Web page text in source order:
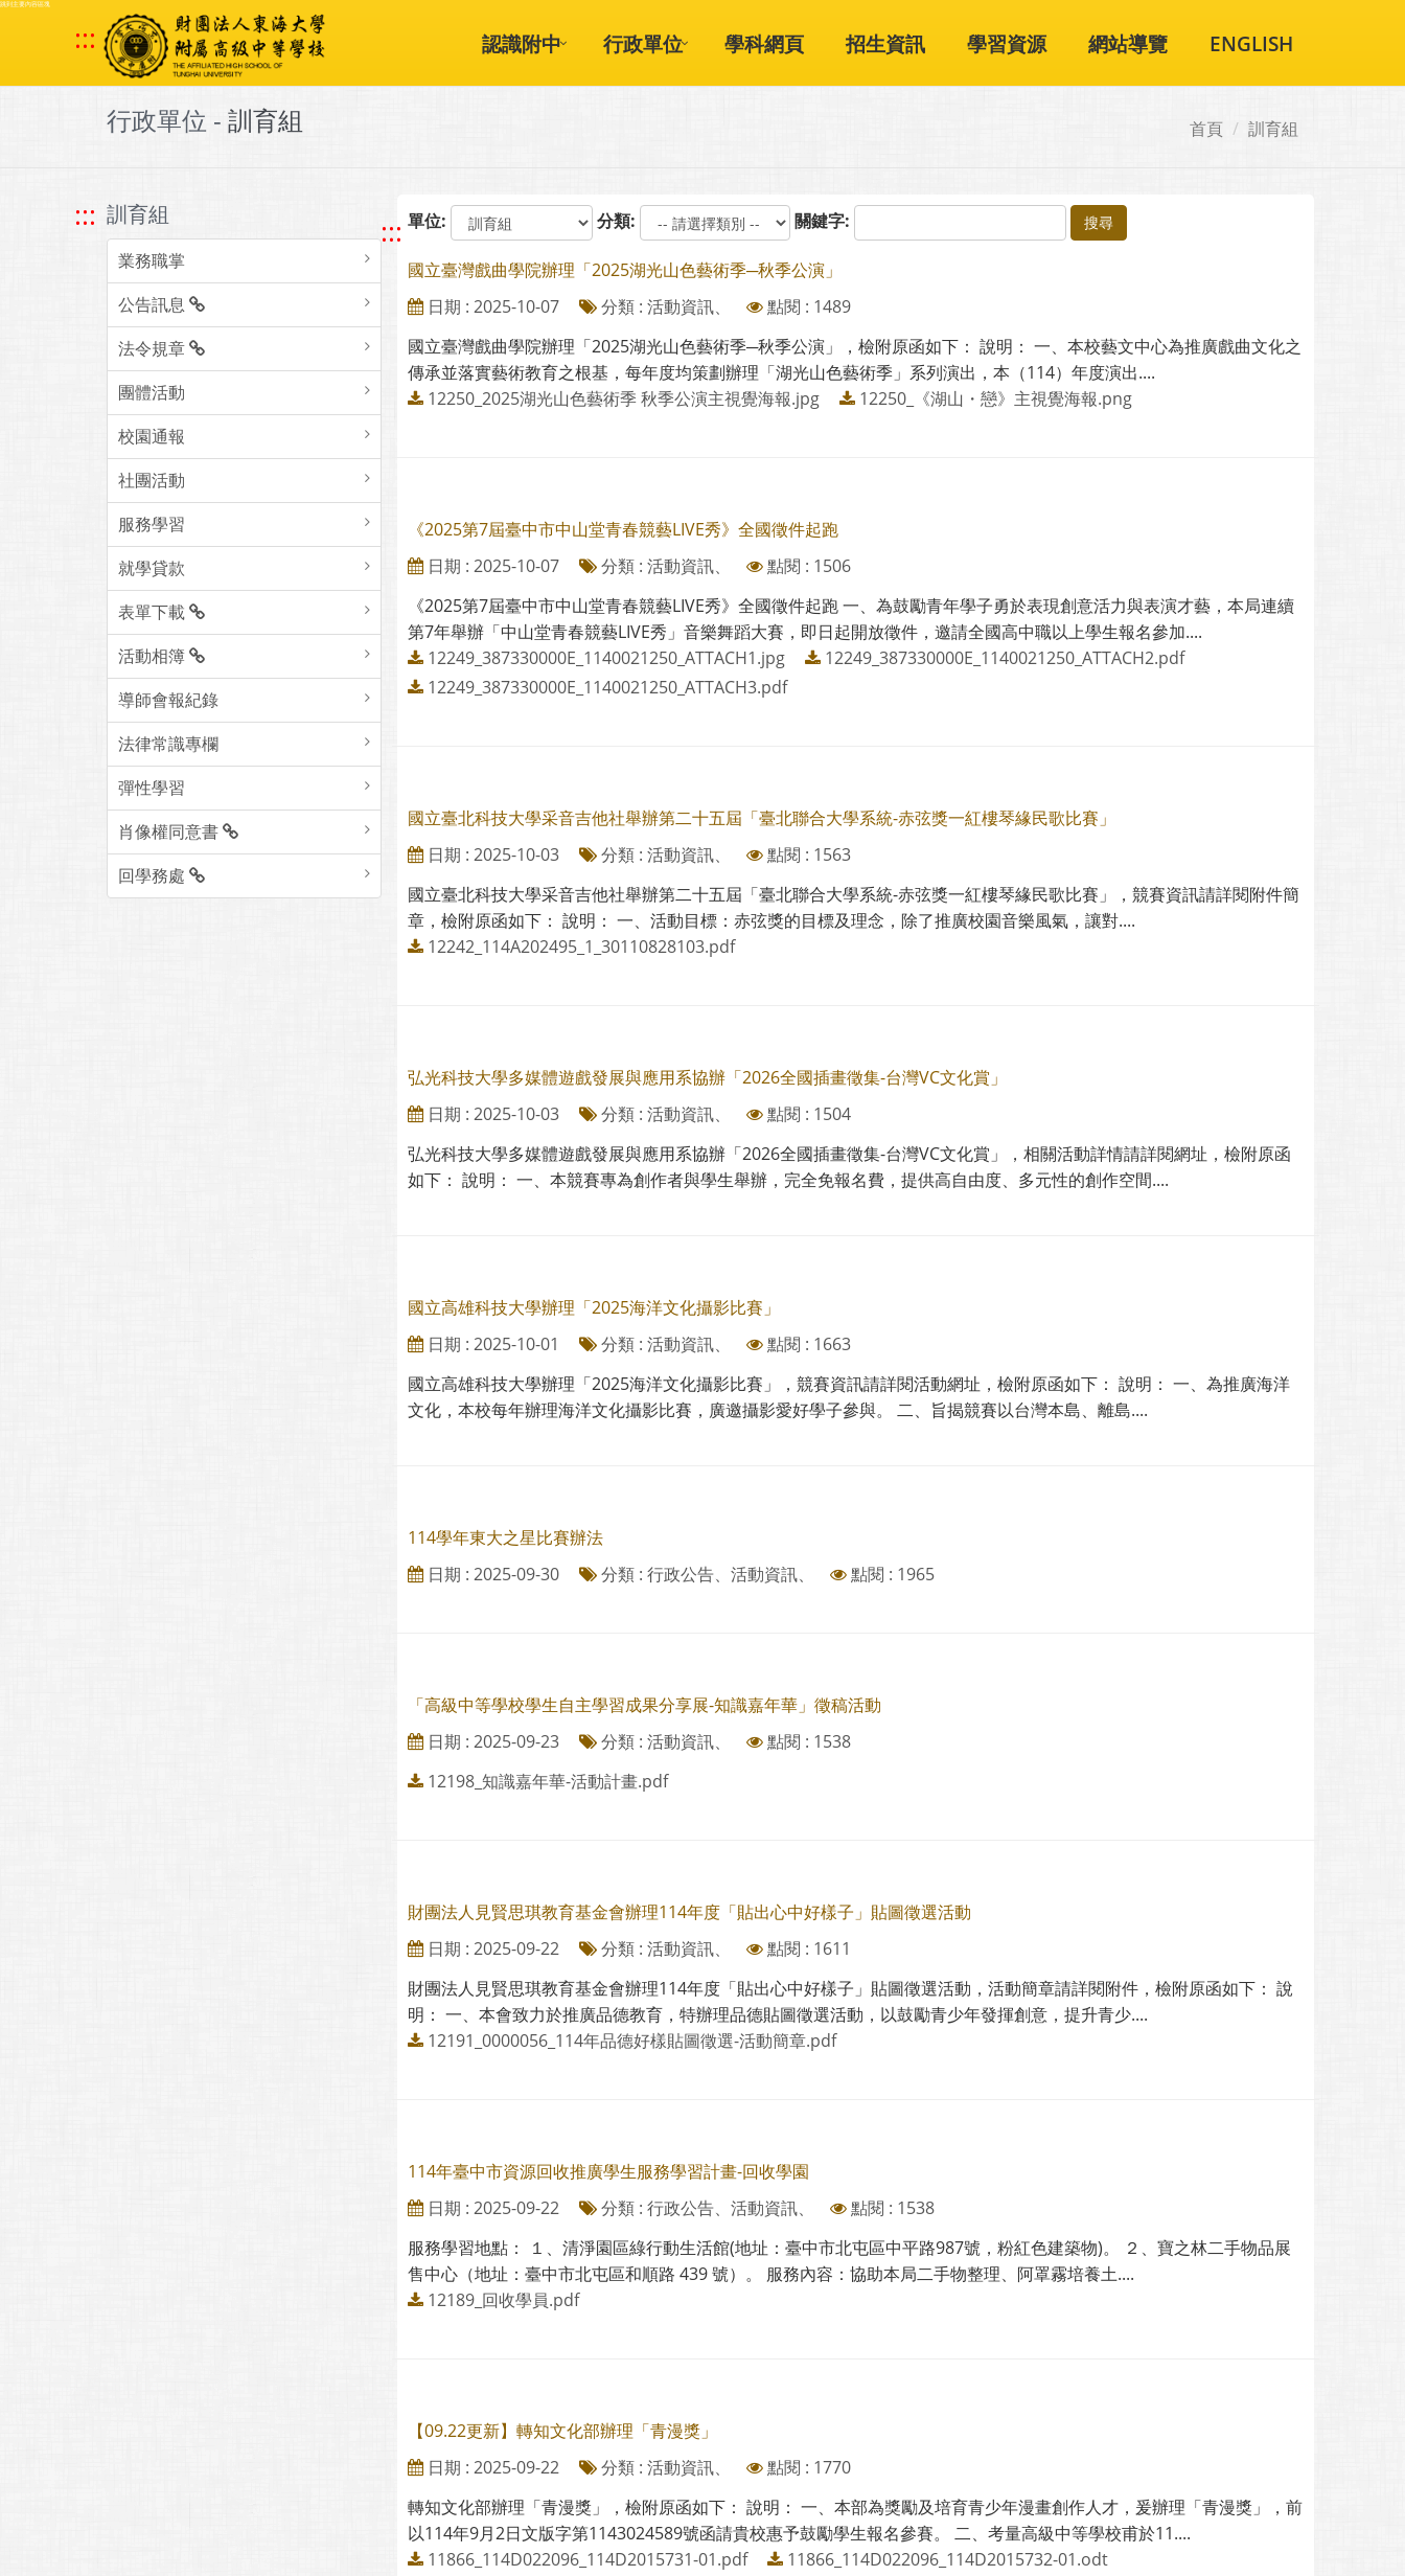
跳到主要內容區塊
::: 認識附中 行政單位 學科網頁 招生資訊 學習資源 網站導覽 ENGLISH
行政單位 - 訓育組 首頁 訓育組
::: 訓育組
業務職掌
公告訊息
法令規章
團體活動
校園通報
社團活動
服務學習
就學貸款
表單下載
活動相簿
導師會報紀錄
法律常識專欄
彈性學習
肖像權同意書
回學務處
::: 單位: 分類: 關鍵字: 搜尋
國立臺灣戲曲學院辦理「2025湖光山色藝術季─秋季公演」
日期 : 2025-10-07
分類 : 活動資訊、
點閱 : 1489
國立臺灣戲曲學院辦理「2025湖光山色藝術季─秋季公演」，檢附原函如下： 說明： 一、本校藝文中心為推廣戲曲文化之
傳承並落實藝術教育之根基，每年度均策劃辦理「湖光山色藝術季」系列演出，本（114）年度演出....
12250_2025湖光山色藝術季 秋季公演主視覺海報.jpg
12250_《湖山・戀》主視覺海報.png
《2025第7屆臺中市中山堂青春競藝LIVE秀》全國徵件起跑
日期 : 2025-10-07
分類 : 活動資訊、
點閱 : 1506
《2025第7屆臺中市中山堂青春競藝LIVE秀》全國徵件起跑 一、為鼓勵青年學子勇於表現創意活力與表演才藝，本局連續
第7年舉辦「中山堂青春競藝LIVE秀」音樂舞蹈大賽，即日起開放徵件，邀請全國高中職以上學生報名參加....
12249_387330000E_1140021250_ATTACH1.jpg
12249_387330000E_1140021250_ATTACH2.pdf
12249_387330000E_1140021250_ATTACH3.pdf
國立臺北科技大學采音吉他社舉辦第二十五屆「臺北聯合大學系統-赤弦獎一紅樓琴緣民歌比賽」
日期 : 2025-10-03
分類 : 活動資訊、
點閱 : 1563
國立臺北科技大學采音吉他社舉辦第二十五屆「臺北聯合大學系統-赤弦獎一紅樓琴緣民歌比賽」，競賽資訊請詳閱附件簡
章，檢附原函如下： 說明： 一、活動目標：赤弦獎的目標及理念，除了推廣校園音樂風氣，讓對....
12242_114A202495_1_30110828103.pdf
弘光科技大學多媒體遊戲發展與應用系協辦「2026全國插畫徵集-台灣VC文化賞」
日期 : 2025-10-03
分類 : 活動資訊、
點閱 : 1504
弘光科技大學多媒體遊戲發展與應用系協辦「2026全國插畫徵集-台灣VC文化賞」，相關活動詳情請詳閱網址，檢附原函
如下： 說明： 一、本競賽專為創作者與學生舉辦，完全免報名費，提供高自由度、多元性的創作空間....
國立高雄科技大學辦理「2025海洋文化攝影比賽」
日期 : 2025-10-01
分類 : 活動資訊、
點閱 : 1663
國立高雄科技大學辦理「2025海洋文化攝影比賽」，競賽資訊請詳閱活動網址，檢附原函如下： 說明： 一、為推廣海洋
文化，本校每年辦理海洋文化攝影比賽，廣邀攝影愛好學子參與。 二、旨揭競賽以台灣本島、離島....
114學年東大之星比賽辦法
日期 : 2025-09-30
分類 : 行政公告、活動資訊、 點閱 : 1965
「高級中等學校學生自主學習成果分享展-知識嘉年華」徵稿活動
日期 : 2025-09-23
分類 : 活動資訊、
點閱 : 1538
12198_知識嘉年華-活動計畫.pdf
財團法人見賢思琪教育基金會辦理114年度「貼出心中好樣子」貼圖徵選活動
日期 : 2025-09-22
分類 : 活動資訊、
點閱 : 1611
財團法人見賢思琪教育基金會辦理114年度「貼出心中好樣子」貼圖徵選活動，活動簡章請詳閱附件，檢附原函如下： 說
明： 一、本會致力於推廣品德教育，特辦理品德貼圖徵選活動，以鼓勵青少年發揮創意，提升青少....
12191_0000056_114年品德好樣貼圖徵選-活動簡章.pdf
114年臺中市資源回收推廣學生服務學習計畫-回收學園
日期 : 2025-09-22
分類 : 行政公告、活動資訊、
點閱 : 1538
服務學習地點： １、清淨園區綠行動生活館(地址：臺中市北屯區中平路987號，粉紅色建築物)。 ２、寶之林二手物品展
售中心（地址：臺中市北屯區和順路 439 號）。 服務內容：協助本局二手物整理、阿罩霧培養土....
12189_回收學員.pdf
【09.22更新】轉知文化部辦理「青漫獎」
日期 : 2025-09-22
分類 : 活動資訊、
點閱 : 1770
轉知文化部辦理「青漫獎」，檢附原函如下： 說明： 一、本部為獎勵及培育青少年漫畫創作人才，爰辦理「青漫獎」，前
以114年9月2日文版字第1143024589號函請貴校惠予鼓勵學生報名參賽。 二、考量高級中等學校甫於11....
11866_114D022096_114D2015731-01.pdf
11866_114D022096_114D2015732-01.odt